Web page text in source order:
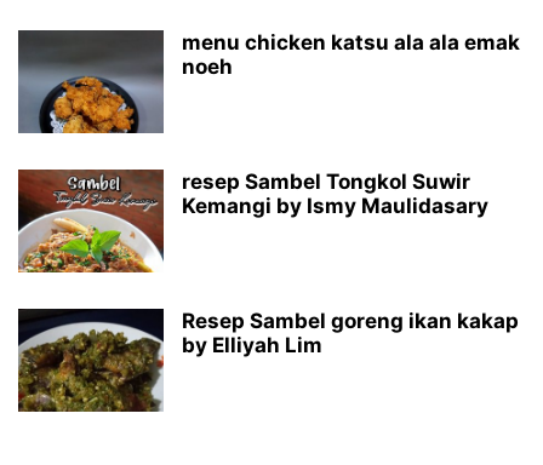
menu chicken katsu ala ala emak
noeh
resep Sambel Tongkol Suwir
Kemangi by Ismy Maulidasary
Resep Sambel goreng ikan kakap
by Elliyah Lim